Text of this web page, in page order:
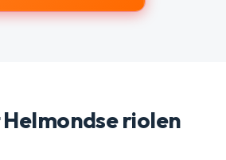
riolen